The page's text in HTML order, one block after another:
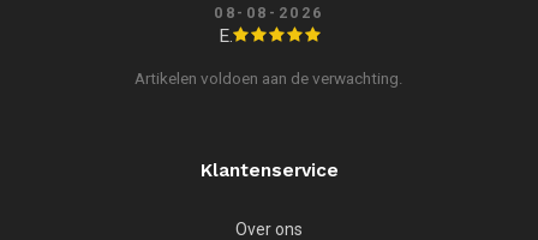
08-08-2026
E.
Artikelen voldoen aan de verwachting.
Klantenservice
Over ons